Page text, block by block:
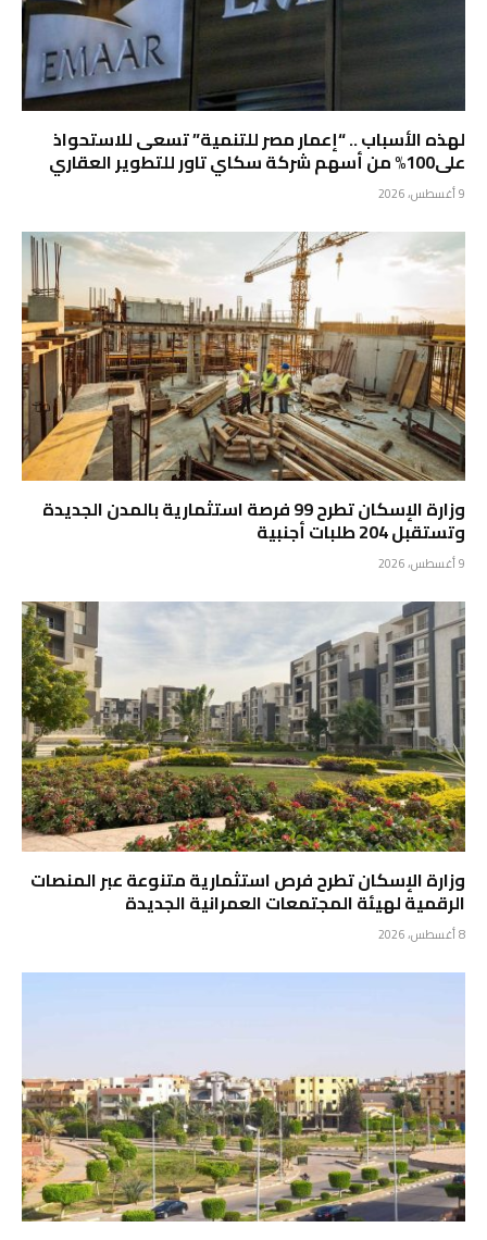
لهذه الأسباب .. “إعمار مصر للتنمية” تسعى للاستحواذ
على100% من أسهم شركة سكاي تاور للتطوير العقاري
9 أغسطس، 2026
وزارة الإسكان تطرح 99 فرصة استثمارية بالمدن الجديدة
وتستقبل 204 طلبات أجنبية
9 أغسطس، 2026
وزارة الإسكان تطرح فرص استثمارية متنوعة عبر المنصات
الرقمية لهيئة المجتمعات العمرانية الجديدة
8 أغسطس، 2026